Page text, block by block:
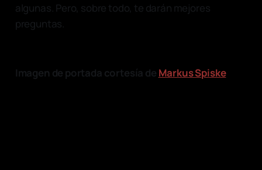
algunas. Pero, sobre todo, te darán mejores
preguntas.
Imagen de portada cortesía de Markus Spiske